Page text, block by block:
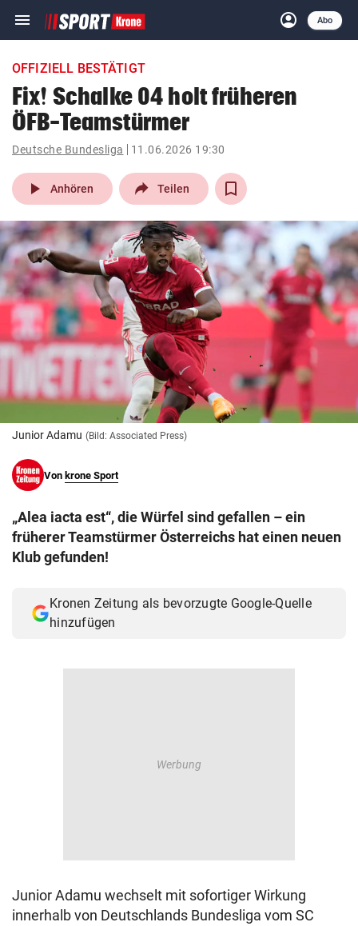
menu Navigation
ein-/ausklappen
account_circle
Anmelden
Abo
close Schließen
account_circle Anmelden
pin_drop
Wien arrow_right
bookmark
search
Suchbegriff
eingeben
© Krone Multimedia GmbH & Co KG 2026
Muthgasse 2, 1190 Wien
OFFIZIELL BESTÄTIGT
Fix! Schalke 04 holt früheren
ÖFB-Teamstürmer
Deutsche Bundesliga 11.06.2026 19:30
play_arrow Anhören Teilen
Junior Adamu (Bild: Associated Press)
Von krone Sport
„Alea iacta est“, die Würfel sind gefallen – ein
früherer Teamstürmer Österreichs hat einen neuen
Klub gefunden!
Kronen Zeitung als bevorzugte Google-Quelle
hinzufügen
Junior Adamu wechselt mit sofortiger Wirkung
innerhalb von Deutschlands Bundesliga vom SC